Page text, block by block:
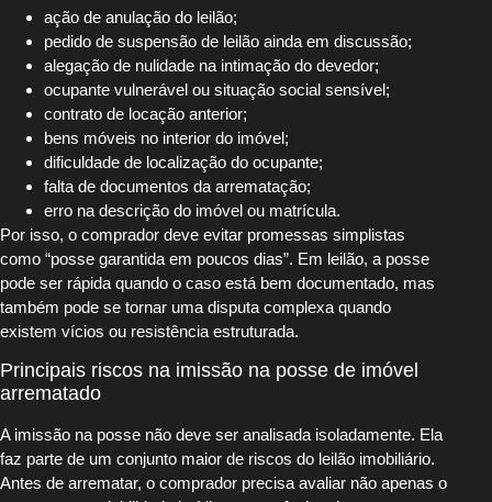
ação de anulação do leilão;
pedido de suspensão de leilão ainda em discussão;
alegação de nulidade na intimação do devedor;
ocupante vulnerável ou situação social sensível;
contrato de locação anterior;
bens móveis no interior do imóvel;
dificuldade de localização do ocupante;
falta de documentos da arrematação;
erro na descrição do imóvel ou matrícula.
Por isso, o comprador deve evitar promessas simplistas
como “posse garantida em poucos dias”. Em leilão, a posse
pode ser rápida quando o caso está bem documentado, mas
também pode se tornar uma disputa complexa quando
existem vícios ou resistência estruturada.
Principais riscos na imissão na posse de imóvel
arrematado
A imissão na posse não deve ser analisada isoladamente. Ela
faz parte de um conjunto maior de riscos do leilão imobiliário.
Antes de arrematar, o comprador precisa avaliar não apenas o